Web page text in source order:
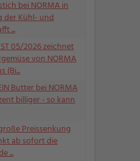
bei NORMA in
der Kühl- und
...
05/2026 zeichnet
von NORMA
(Bi...
Butter bei NORMA
billiger - so kann
Preissenkung
ab sofort die
...